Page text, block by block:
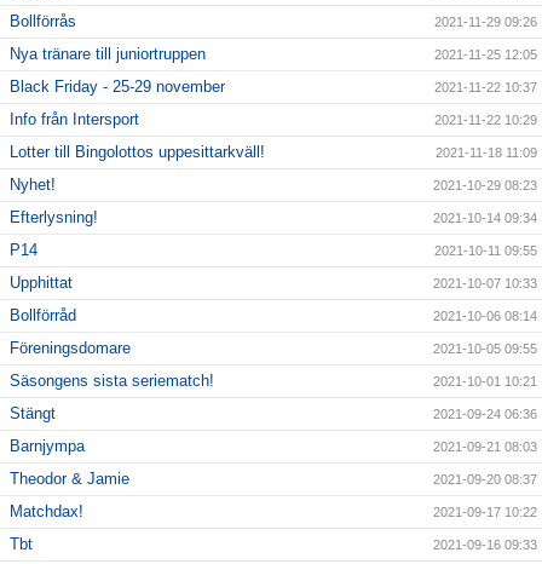
Bollförrås 2021-11-29 09:26
Nya tränare till juniortruppen 2021-11-25 12:05
Black Friday - 25-29 november 2021-11-22 10:37
Info från Intersport 2021-11-22 10:29
Lotter till Bingolottos uppesittarkväll! 2021-11-18 11:09
Nyhet! 2021-10-29 08:23
Efterlysning! 2021-10-14 09:34
P14 2021-10-11 09:55
Upphittat 2021-10-07 10:33
Bollförråd 2021-10-06 08:14
Föreningsdomare 2021-10-05 09:55
Säsongens sista seriematch! 2021-10-01 10:21
Stängt 2021-09-24 06:36
Barnjympa 2021-09-21 08:03
Theodor & Jamie 2021-09-20 08:37
Matchdax! 2021-09-17 10:22
Tbt 2021-09-16 09:33